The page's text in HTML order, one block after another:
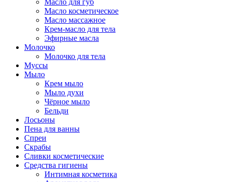
Масло для губ
Масло косметическое
Масло массажное
Крем-масло для тела
Эфирные масла
Молочко
Молочко для тела
Муссы
Мыло
Крем мыло
Мыло духи
Чёрное мыло
Бельди
Лосьоны
Пена для ванны
Спреи
Скрабы
Сливки косметические
Средства гигиены
Интимная косметика